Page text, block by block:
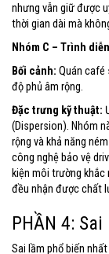
nhưng vẫn giữ được
thời gian dài mà
Nhóm C – Trình
Bối cảnh: Quán café
độ phủ âm rộng.
Đặc trưng kỹ thuật:
(Dispersion). Nhóm
rộng và khả năng
công nghệ bảo vệ
kiện môi trường khắc
đều nhận được chất
PHẦN 4:
Sai lầm phổ biến